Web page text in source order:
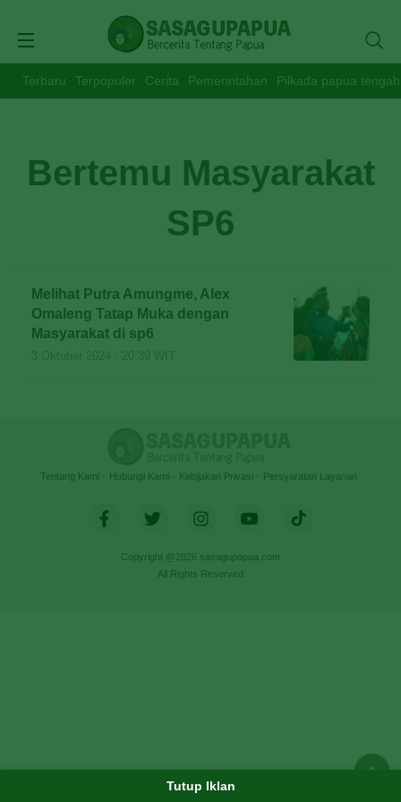
Terbaru Terpopuler Cerita Pemerintahan Pilkada papua tengah
Bertemu Masyarakat
SP6
Melihat Putra Amungme, Alex
Omaleng Tatap Muka dengan
Masyarakat di sp6
Tentang Kami Hubungi Kami Kebijakan Privasi Persyaratan Layanan
Copyright @2026 sasagupapua.com
All Rights Reserved
Tutup Iklan